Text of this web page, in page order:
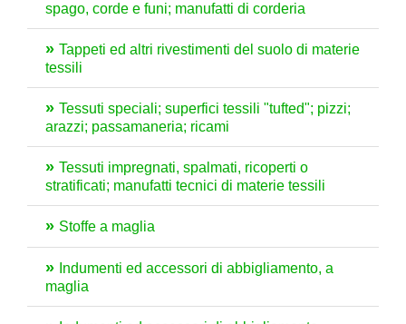
spago, corde e funi; manufatti di corderia
Tappeti ed altri rivestimenti del suolo di materie
tessili
Tessuti speciali; superfici tessili "tufted"; pizzi;
arazzi; passamaneria; ricami
Tessuti impregnati, spalmati, ricoperti o
stratificati; manufatti tecnici di materie tessili
Stoffe a maglia
Indumenti ed accessori di abbigliamento, a
maglia